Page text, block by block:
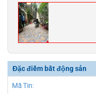
Đặc điểm bất động sản
Mã Tin: